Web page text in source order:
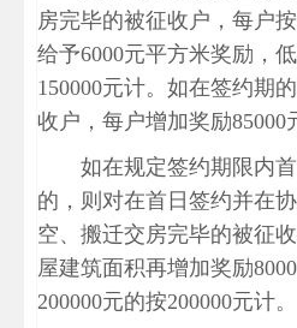
房完毕的被征收户，每户
给予6000元平方米奖励，
150000元计。如在签约期
收户，每户增加奖励85000
如在规定签约期限内
的，则对在首日签约并在
空、搬迁交房完毕的被征
屋建筑面积再增加奖励
200000元的按200000元计。